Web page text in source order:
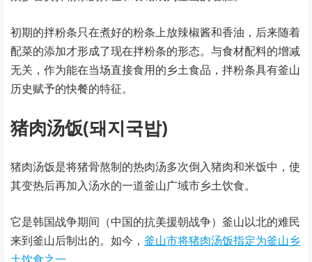
初期的拌粉条只在煮好的粉条上放辣椒酱和香油，后来随着
配菜的添加才形成了现在拌粉条的形态。与食材配料的增减
无关，作为能在当场直接食用的乡土食品，拌粉条具有釜山
历史赋予的快餐的特征。
猪肉汤饭(돼지국밥)
猪肉汤饭是将猪骨熬制的热肉汤多次倒入猪肉和米饭中，使
其变热后再加入汤水的一道釜山广域市乡土饮食。
它是韩国战争期间（中国的抗美援朝战争）釜山以北的难民
来到釜山后制出的。如今，釜山市将猪肉汤饭指定为釜山乡